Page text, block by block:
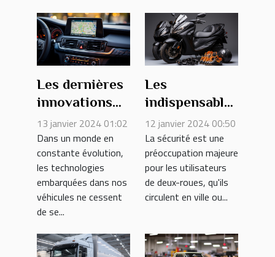
Les dernières
innovations
en matière de
systèmes de
navigation
pour
automobiles
13 janvier 2024 01:02
Dans un monde en
constante évolution,
les technologies
embarquées dans nos
véhicules ne cessent
de se...
Les
indispensables
de
l'équipement
de sécurité
pour les deux-
roues
12 janvier 2024 00:50
La sécurité est une
préoccupation majeure
pour les utilisateurs
de deux-roues, qu'ils
circulent en ville ou...